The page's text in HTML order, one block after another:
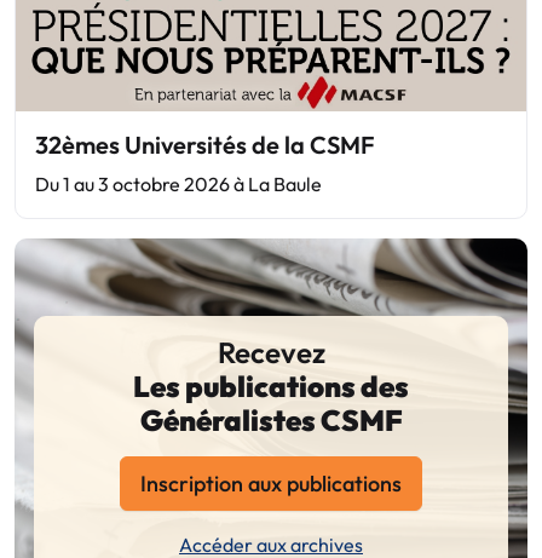
32èmes Universités de la CSMF
Du 1 au 3 octobre 2026 à La Baule
Recevez
Les publications des
Généralistes CSMF
Inscription aux publications
Accéder aux archives